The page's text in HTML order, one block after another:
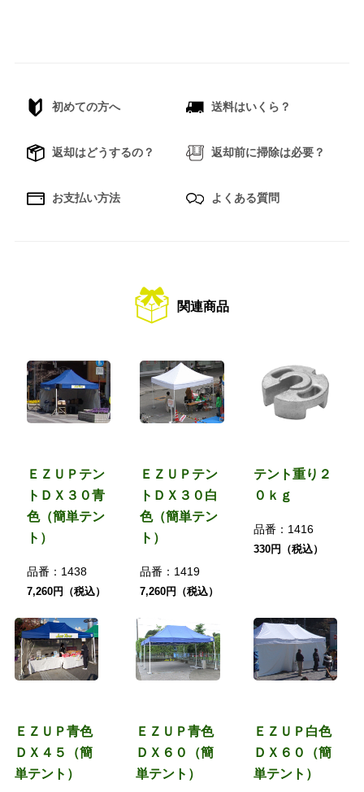
初めての方へ 送料はいくら？
返却はどうするの？ 返却前に掃除は必要？
お支払い方法 よくある質問
関連商品
ＥＺＵＰテン
トＤＸ３０青
色（簡単テン
ト）
品番： 1438
7,260円（税込）
ＥＺＵＰテン
トＤＸ３０白
色（簡単テン
ト）
品番： 1419
7,260円（税込）
テント重り２
０ｋｇ
品番： 1416
330円（税込）
ＥＺＵＰ青色
ＤＸ４５（簡
単テント）
ＥＺＵＰ青色
ＤＸ６０（簡
単テント）
ＥＺＵＰ白色
ＤＸ６０（簡
単テント）